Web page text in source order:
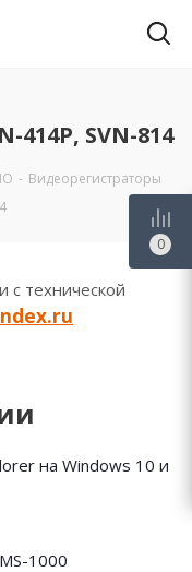
414P, SVN-814
- Видеорегистраторы
с технической
на Windows 10 и
1000
0